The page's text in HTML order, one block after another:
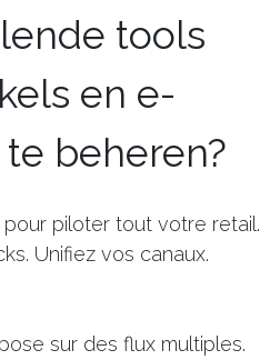
tools
en e-
beheren?
piloter tout votre retail.
Unifiez vos canaux.
sur des flux multiples.